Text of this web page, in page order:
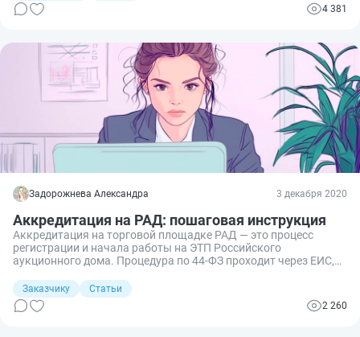
и на ЭТП «Фабрикант».
4 381
Задорожнева Александра 3 декабря 2020
Аккредитация на РАД: пошаговая инструкция
Аккредитация на торговой площадке РАД — это процесс
регистрации и начала работы на ЭТП Российского
аукционного дома. Процедура по 44-ФЗ проходит через ЕИС,
Заказчику
Статьи
2 260